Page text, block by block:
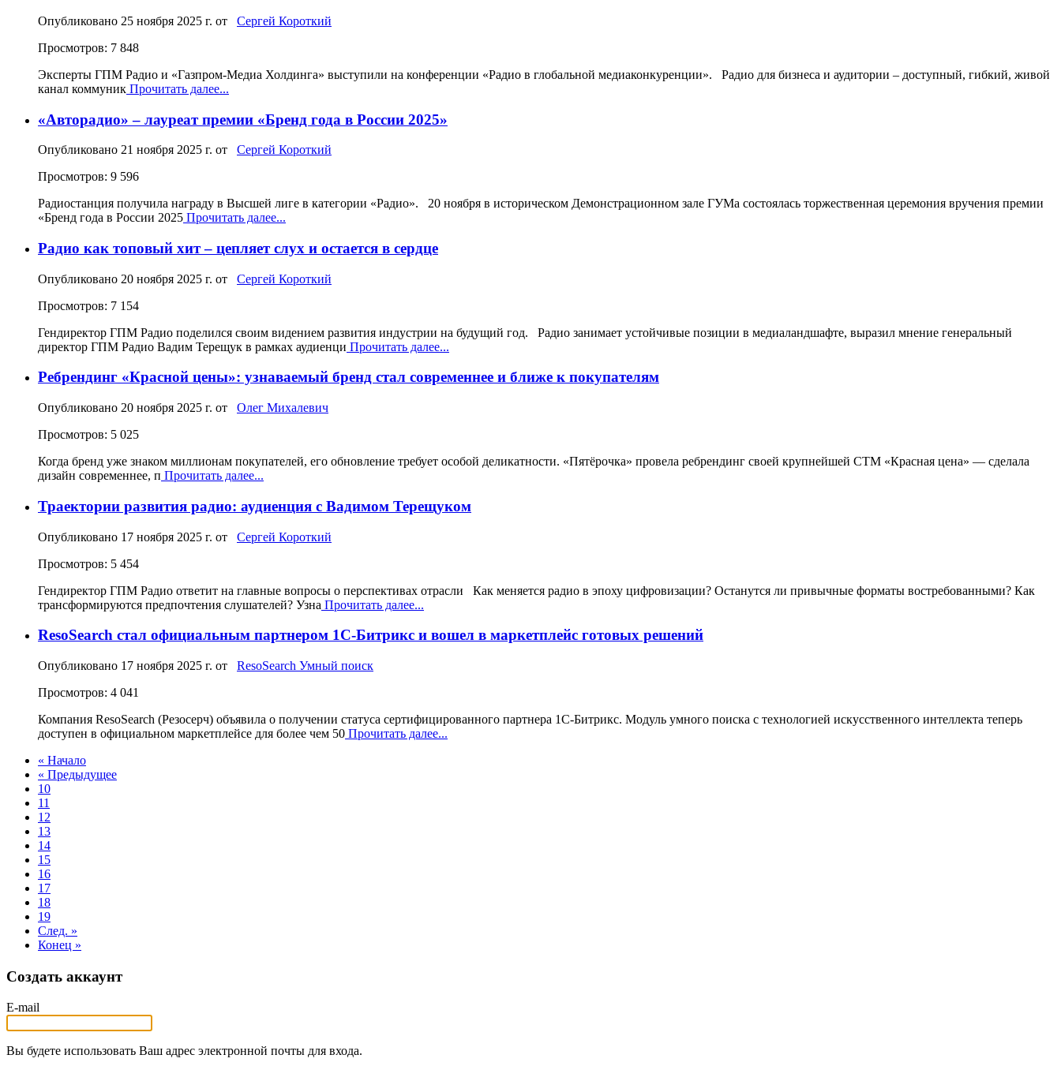
Опубликовано 25 ноября 2025 г. от Сергей Короткий
Просмотров: 7 848
Эксперты ГПМ Радио и «Газпром-Медиа Холдинга» выступили на конференции «Радио в глобальной медиаконкуренции». Радио для бизнеса и аудитории – доступный, гибкий, живой
канал коммуник Прочитать далее...
«Авторадио» – лауреат премии «Бренд года в России 2025»
Опубликовано 21 ноября 2025 г. от Сергей Короткий
Просмотров: 9 596
Радиостанция получила награду в Высшей лиге в категории «Радио». 20 ноября в историческом Демонстрационном зале ГУМа состоялась торжественная церемония вручения премии
«Бренд года в России 2025 Прочитать далее...
Радио как топовый хит – цепляет слух и остается в сердце
Опубликовано 20 ноября 2025 г. от Сергей Короткий
Просмотров: 7 154
Гендиректор ГПМ Радио поделился своим видением развития индустрии на будущий год. Радио занимает устойчивые позиции в медиаландшафте, выразил мнение генеральный
директор ГПМ Радио Вадим Терещук в рамках аудиенци Прочитать далее...
Ребрендинг «Красной цены»: узнаваемый бренд стал современнее и ближе к покупателям
Опубликовано 20 ноября 2025 г. от Олег Михалевич
Просмотров: 5 025
Когда бренд уже знаком миллионам покупателей, его обновление требует особой деликатности. «Пятёрочка» провела ребрендинг своей крупнейшей СТМ «Красная цена» — сделала
дизайн современнее, п Прочитать далее...
Траектории развития радио: аудиенция с Вадимом Терещуком
Опубликовано 17 ноября 2025 г. от Сергей Короткий
Просмотров: 5 454
Гендиректор ГПМ Радио ответит на главные вопросы о перспективах отрасли Как меняется радио в эпоху цифровизации? Останутся ли привычные форматы востребованными? Как
трансформируются предпочтения слушателей? Узна Прочитать далее...
ResoSearch стал официальным партнером 1С-Битрикс и вошел в маркетплейс готовых решений
Опубликовано 17 ноября 2025 г. от ResoSearch Умный поиск
Просмотров: 4 041
Компания ResoSearch (Резосерч) объявила о получении статуса сертифицированного партнера 1С-Битрикс. Модуль умного поиска с технологией искусственного интеллекта теперь
доступен в официальном маркетплейсе для более чем 50 Прочитать далее...
« Начало
« Предыдущее
10
11
12
13
14
15
16
17
18
19
След. »
Конец »
Создать аккаунт
E-mail
Вы будете использовать Ваш адрес электронной почты для входа.